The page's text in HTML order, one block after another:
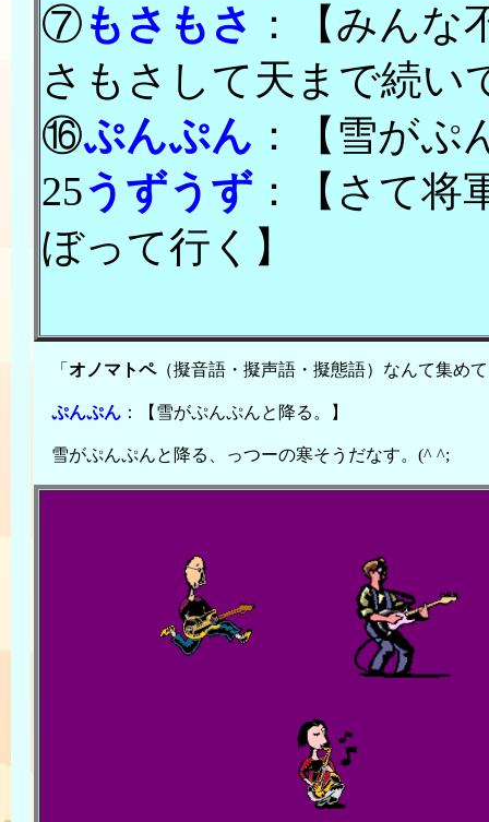
⑦もさもさ ：【みん
さもさして天まで続い
⑯ぷんぷん ：【雪がぷ
25うずうず ：【さて
ぼって行く】
「 オノマトペ（擬音語・擬声語・擬態語）なんて集め
ぷんぷん ：【雪がぷんぷんと降る。】
雪がぷんぷんと降る、っつーの寒そうだなす。(^ ^;